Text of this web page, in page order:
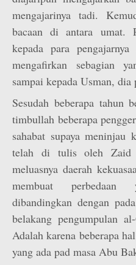
mengajarinya tadi.
bacaan di antara umat.
kepada para
mengafirkan sebagian
sampai kepada Usman, dia
Sesudah beberapa tahun
timbullah beberapa
sahabat supaya meninjau
telah di tulis oleh Zaid
meluasnya daerah
membuat
dibandingkan dengan
belakang pengumpulan
Adalah karena beberapa
yang ada pad masa Abu